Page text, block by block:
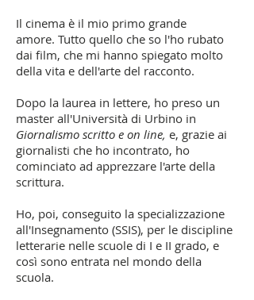
Il cinema è il mio primo grande
amore. Tutto quello che so l'ho rubato
dai film, che mi hanno spiegato molto
della vita e dell'arte del racconto.
Dopo la laurea in lettere, ho preso un
master all'Università di Urbino in
Giornalismo scritto e on line, e, grazie ai
giornalisti che ho incontrato, ho
cominciato ad apprezzare l'arte della
scrittura.
Ho, poi, conseguito la specializzazione
all'Insegnamento (SSIS), per le discipline
letterarie nelle scuole di I e II grado, e
così sono entrata nel mondo della
scuola.